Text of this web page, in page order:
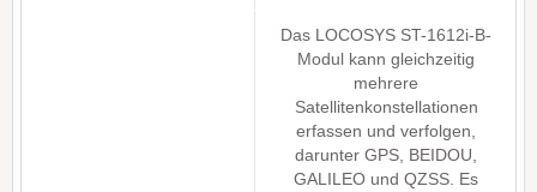
Das LOCOSYS ST-1612i-B-
Modul kann gleichzeitig
mehrere
Satellitenkonstellationen
erfassen und verfolgen,
darunter GPS, BEIDOU,
GALILEO und QZSS. Es